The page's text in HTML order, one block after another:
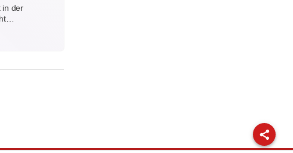
in der